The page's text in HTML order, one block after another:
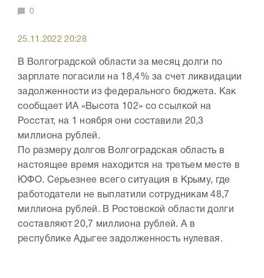
0
25.11.2022 20:28
В Волгоградской области за месяц долги по
зарплате погасили на 18,4% за счет ликвидации
задолженности из федерального бюджета. Как
сообщает ИА «Высота 102» со ссылкой на
Росстат, на 1 ноября они составили 20,3
миллиона рублей.
По размеру долгов Волгоградская область в
настоящее время находится на третьем месте в
ЮФО. Серьезнее всего ситуация в Крыму, где
работодатели не выплатили сотрудникам 48,7
миллиона рублей. В Ростовской области долги
составляют 20,7 миллиона рублей. А в
республике Адыгее задолженность нулевая.